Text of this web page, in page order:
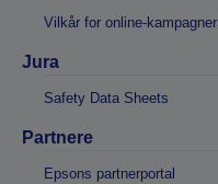
Vilkår for online-kampagner
Jura
Safety Data Sheets
Partnere
Epsons partnerportal